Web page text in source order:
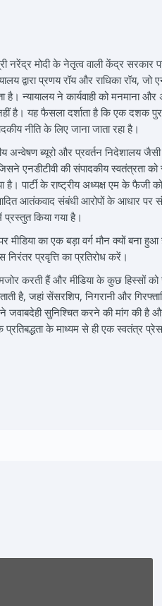
नरेंद्र मोदी के नेतृत्व वाली केंद्र
प्रणय रॉय और राधिका रॉय, जो
न्यायालय ने कार्यवाही को मनमाना
नहीं है। यह फैसला दर्शाता है कि एक
नीति के लिए जाना जाता रहा है।
ब्यूरो और प्रवर्तन निदेशालय
एनडीटीवी की संपादकीय स्वतंत्रता को
के राष्ट्रीय अध्यक्ष एम के फैजी को
आतंकवाद संबंधी आरोपों के आधार पर
किया गया है।
मीडिया का एक बड़ा वर्ग मौन क्यों बना
प्रवृत्ति का प्रतिरोध करें।
करती हैं और मीडिया के कुछ हिस्सों को
है, जहां सेंसरशिप, निगरानी और
सुनिश्चित करने की मांग की है
के माध्यम से ही एक स्वतंत्र